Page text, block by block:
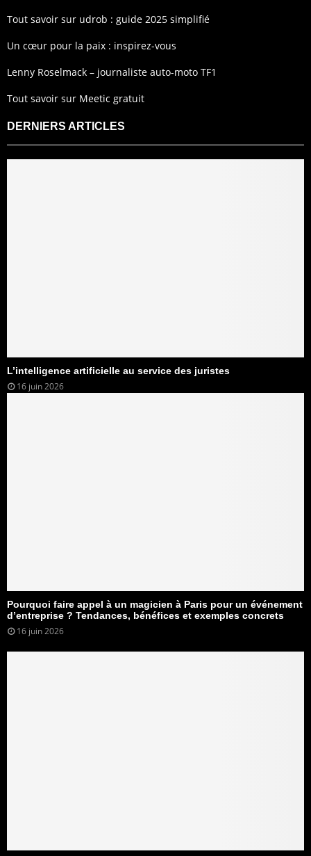
Tout savoir sur udrob : guide 2025 simplifié
Un cœur pour la paix : inspirez-vous
Lenny Roselmack – journaliste auto-moto TF1
Tout savoir sur Meetic gratuit
DERNIERS ARTICLES
L’intelligence artificielle au service des juristes
16 juin 2026
Pourquoi faire appel à un magicien à Paris pour un événement
d’entreprise ? Tendances, bénéfices et exemples concrets
16 juin 2026